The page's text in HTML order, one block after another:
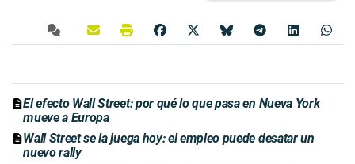
El efecto Wall Street: por qué lo que pasa en Nueva York
mueve a Europa
Wall Street se la juega hoy: el empleo puede desatar un
nuevo rally